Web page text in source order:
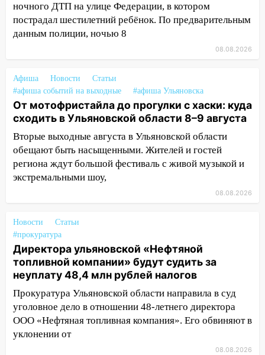
08:30 Поджог со свечой, 16 сгоревших
домов и выстрел за водку
06:45
Императорский мост в
Ульяновске останется закрытым до
утра 10 августа
05:18
Судьба готовит сюрприз: гороскоп
на 8 августа — кому повезет с
деньгами, а кого ждет неожиданная
встреча
В Ульяновской области объявили
20:40 Ульяновские аграрии смогут
купить тракторы с отсрочкой платежа
до декабря
19:34
В следственном управлении
состоялось торжественное
мероприятие, приуроченное к
празднованию Дня сотрудника органов
следствия Российской Федерации
ночного ДТП на улице Федерации, в котором
пострадал шестилетний ребёнок. По предварительным
данным полиции, ночью 8
08.08.2026
Афиша Новости
Статьи
#афиша событий на выходные
#афиша Ульяновска
От мотофристайла до прогулки с хаски: куда
сходить в Ульяновской области 8–9 августа
Вторые выходные августа в Ульяновской области
обещают быть насыщенными. Жителей и гостей
региона ждут большой фестиваль с живой музыкой и
экстремальными шоу,
08.08.2026
Новости
Статьи
#прокуратура
Директора ульяновской «Нефтяной
топливной компании» будут судить за
неуплату 48,4 млн рублей налогов
Прокуратура Ульяновской области направила в суд
уголовное дело в отношении 48-летнего директора
ООО «Нефтяная топливная компания». Его обвиняют в
уклонении от
08.08.2026